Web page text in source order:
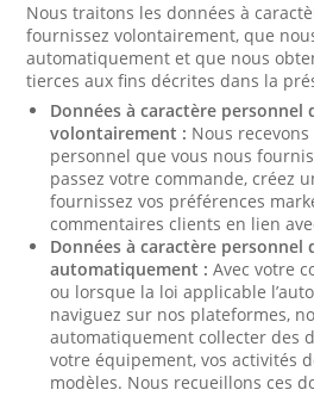
Nous traitons les données à
fournissez volontairement, que
automatiquement et que nous
tierces aux fins décrites dans la
Données à caractère personnel
volontairement : Nous
personnel que vous nous
passez votre commande, créez
fournissez vos préférences
commentaires clients en lien
Données à caractère personnel
automatiquement : Avec votre
ou lorsque la loi applicable
naviguez sur nos plateformes,
automatiquement collecter des
votre équipement, vos activités
modèles. Nous recueillons ces